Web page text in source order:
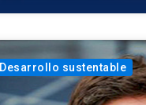
Desarrollo sustentable